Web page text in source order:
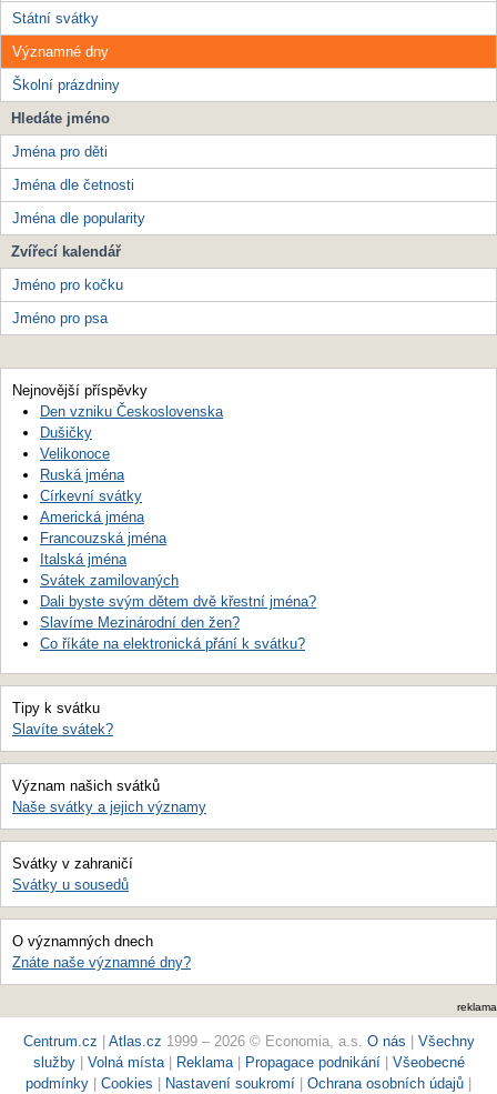
Státní svátky
Významné dny
Školní prázdniny
Hledáte jméno
Jména pro děti
Jména dle četnosti
Jména dle popularity
Zvířecí kalendář
Jméno pro kočku
Jméno pro psa
Nejnovější příspěvky
Den vzniku Československa
Dušičky
Velikonoce
Ruská jména
Církevní svátky
Americká jména
Francouzská jména
Italská jména
Svátek zamilovaných
Dali byste svým dětem dvě křestní jména?
Slavíme Mezinárodní den žen?
Co říkáte na elektronická přání k svátku?
Tipy k svátku
Slavíte svátek?
Význam našich svátků
Naše svátky a jejich významy
Svátky v zahraničí
Svátky u sousedů
O významných dnech
Znáte naše významné dny?
reklama
Centrum.cz | Atlas.cz 1999 – 2026 © Economia, a.s. O nás | Všechny
služby | Volná místa| Reklama | Propagace podnikání| Všeobecné
podmínky | Cookies | Nastavení soukromí | Ochrana osobních údajů |